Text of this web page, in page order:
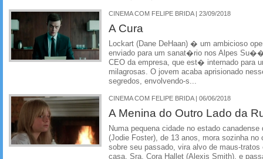
CINEMA COM FELIPE BRIDA | 23/09/2018
A Cura
Lockart (Dane DeHaan) � um ambicioso
enviado para um sanat�rio nos Alpes
CEO da empresa, que est� internado para
milagrosas. O jovem acaba aprisionado
segredos, envolvendo-s...
CINEMA COM FELIPE BRIDA | 06/06/2018
A Menina do Outro Lado da
Numa pequena cidade no estado
(Jodie Foster), de 13 anos, mora sozinha
sobre seu passado, vira alvo de maus-
casa, Sra. Cora Hallet (Alexis Smith), e